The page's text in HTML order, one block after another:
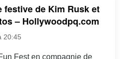
festive de Kim Rusk et
– Hollywoodpq.com
20:45
Fest en compagnie de